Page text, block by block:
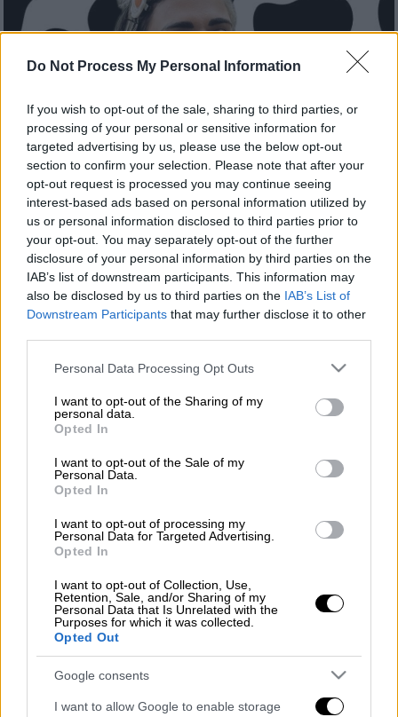
Do Not Process My Personal Information
If you wish to opt-out of the sale, sharing to third parties, or
processing of your personal or sensitive information for
targeted advertising by us, please use the below opt-out
section to confirm your selection. Please note that after your
opt-out request is processed you may continue seeing
interest-based ads based on personal information utilized by
us or personal information disclosed to third parties prior to
your opt-out. You may separately opt-out of the further
disclosure of your personal information by third parties on the
IAB’s list of downstream participants. This information may
also be disclosed by us to third parties on the IAB’s List of
Downstream Participants that may further disclose it to other
Please note that this website/app uses one or more Google
not limited to your visit or usage behaviour. You may click to
grant or deny consent to Google and its third-party tags to
use your data for below specified purposes in below Google
consent section.
Personal Data Processing Opt Outs
I want to opt-out of the Sharing of my
personal data.
Opted In
I want to opt-out of the Sale of my
Personal Data.
Opted In
I want to opt-out of processing my
Personal Data for Targeted Advertising.
Opted In
I want to opt-out of Collection, Use,
Retention, Sale, and/or Sharing of my
Personal Data that Is Unrelated with the
Purposes for which it was collected.
Opted Out
Google consents
I want to allow Google to enable storage
Super Κική (Copyright: Instagram)
Προσθέστε το ΕΘΝΟΣ στη Google
Νέο μέτωπο φαίνεται πως άνοιξε ηSuper
Κικήμετά την τελευταία της διαδικτυακή
εμφάνιση στο κανάλι της Γαρυφαλιάς
Καληφώνη στο Youtube. Η Super Κική
σχολίασε τον Λάμπρο Κώνσταντάρα και τον
Γρηγόρη Γκουντάρα και η Ελένη Χατζίδου
αντέδρασε έντονα.
Διαβάστε περισσότερα στοokmag.gr
Τα σχολιά σας δημοσιεύονται άμεσα με δική σας ευθύνη. Το